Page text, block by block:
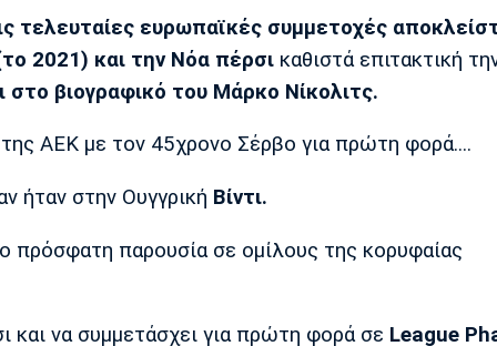
τελευταίες ευρωπαϊκές συμμετοχές
2021) και την Νόα πέρσι καθιστά επιτακτική
στο βιογραφικό του Μάρκο Νίκολιτς.
ΑΕΚ με τον 45χρονο Σέρβο για πρώτη φορά....
ήταν στην Ουγγρική Βίντι.
παρουσία σε ομίλους της κορυφαίας
και να συμμετάσχει για πρώτη φορά σε League